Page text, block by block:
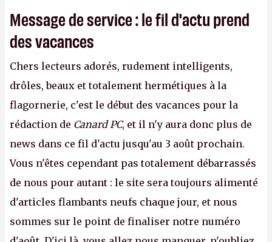
Message de service : le fil d'actu prend
des vacances
Chers lecteurs adorés, rudement intelligents,
drôles, beaux et totalement hermétiques à la
flagornerie, c'est le début des vacances pour la
rédaction de Canard PC, et il n'y aura donc plus de
news dans ce fil d'actu jusqu'au 3 août prochain.
Vous n'êtes cependant pas totalement débarrassés
de nous pour autant : le site sera toujours alimenté
d'articles flambants neufs chaque jour, et nous
sommes sur le point de finaliser notre numéro